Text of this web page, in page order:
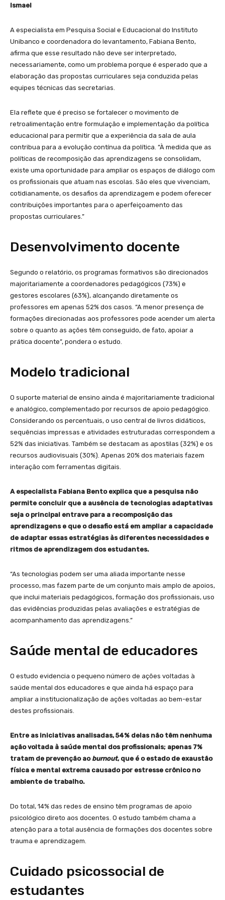
Ismael
A especialista em Pesquisa Social e Educacional do Instituto
Unibanco e coordenadora do levantamento, Fabiana Bento,
afirma que esse resultado não deve ser interpretado,
necessariamente, como um problema porque é esperado que a
elaboração das propostas curriculares seja conduzida pelas
equipes técnicas das secretarias.
Ela reflete que é preciso se fortalecer o movimento de
retroalimentação entre formulação e implementação da política
educacional para permitir que a experiência da sala de aula
contribua para a evolução contínua da política. “À medida que as
políticas de recomposição das aprendizagens se consolidam,
existe uma oportunidade para ampliar os espaços de diálogo com
os profissionais que atuam nas escolas. São eles que vivenciam,
cotidianamente, os desafios da aprendizagem e podem oferecer
contribuições importantes para o aperfeiçoamento das
propostas curriculares.”
Desenvolvimento docente
Segundo o relatório, os programas formativos são direcionados
majoritariamente a coordenadores pedagógicos (73%) e
gestores escolares (63%), alcançando diretamente os
professores em apenas 52% dos casos. “A menor presença de
formações direcionadas aos professores pode acender um alerta
sobre o quanto as ações têm conseguido, de fato, apoiar a
prática docente”, pondera o estudo.
Modelo tradicional
O suporte material de ensino ainda é majoritariamente tradicional
e analógico, complementado por recursos de apoio pedagógico.
Considerando os percentuais, o uso central de livros didáticos,
sequências impressas e atividades estruturadas correspondem a
52% das iniciativas. Também se destacam as apostilas (32%) e os
recursos audiovisuais (30%). Apenas 20% dos materiais fazem
interação com ferramentas digitais.
A especialista Fabiana Bento explica que a pesquisa não
permite concluir que a ausência de tecnologias adaptativas
seja o principal entrave para a recomposição das
aprendizagens e que o desafio está em ampliar a capacidade
de adaptar essas estratégias às diferentes necessidades e
ritmos de aprendizagem dos estudantes.
“As tecnologias podem ser uma aliada importante nesse
processo, mas fazem parte de um conjunto mais amplo de apoios,
que inclui materiais pedagógicos, formação dos profissionais, uso
das evidências produzidas pelas avaliações e estratégias de
acompanhamento das aprendizagens.”
Saúde mental de educadores
O estudo evidencia o pequeno número de ações voltadas à
saúde mental dos educadores e que ainda há espaço para
ampliar a institucionalização de ações voltadas ao bem-estar
destes profissionais.
Entre as iniciativas analisadas, 54% delas não têm nenhuma
ação voltada à saúde mental dos profissionais; apenas 7%
tratam de prevenção ao burnout, que é o estado de exaustão
física e mental extrema causado por estresse crônico no
ambiente de trabalho.
Do total, 14% das redes de ensino têm programas de apoio
psicológico direto aos docentes. O estudo também chama a
atenção para a total ausência de formações dos docentes sobre
trauma e aprendizagem.
Cuidado psicossocial de
estudantes